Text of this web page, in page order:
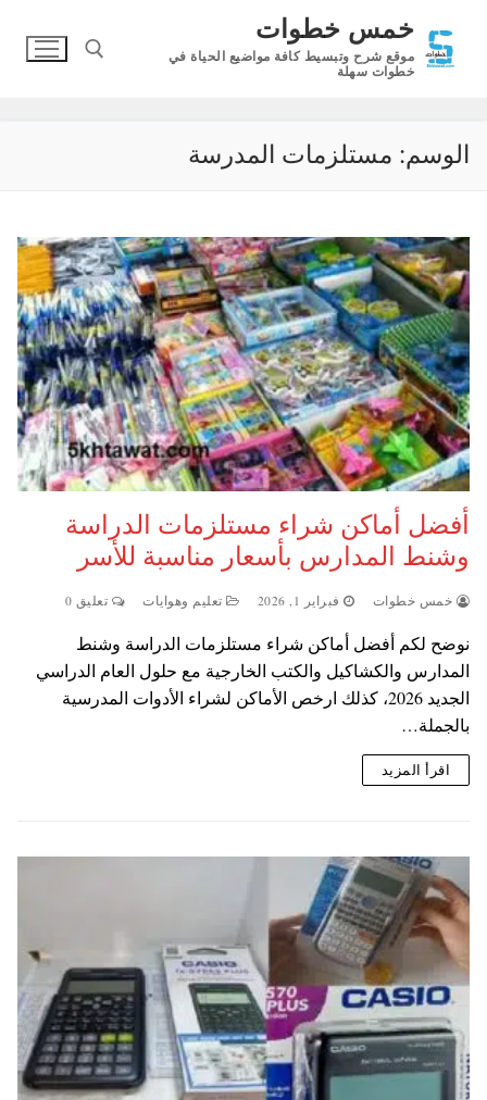
المحتوى
خمس خطوات
موقع شرح وتبسيط كافة مواضيع الحياة في
خطوات سهلة
الوسم: مستلزمات المدرسة
أفضل أماكن شراء مستلزمات الدراسة
وشنط المدارس بأسعار مناسبة للأسر
خمس خطوات فبراير 1, 2026 تعليم وهوايات تعليق 0
نوضح لكم أفضل أماكن شراء مستلزمات الدراسة وشنط
المدارس والكشاكيل والكتب الخارجية مع حلول العام الدراسي
الجديد 2026، كذلك ارخص الأماكن لشراء الأدوات المدرسية
بالجملة…
اقرأ المزيد